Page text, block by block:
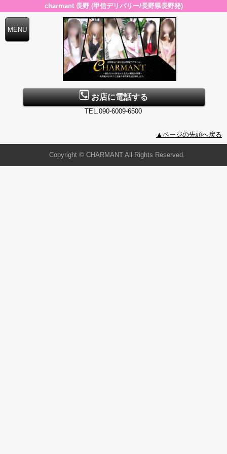
charmant 長野 (甲信デリバリー/長野県長野発)
お店に電話する
TEL.090-6009-6500
▲ページの先頭へ戻る
Copyright © CHARMANT All Rights Reserved.